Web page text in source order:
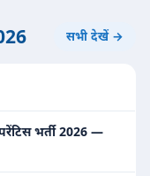
सभी देखें →
भर्ती 2026 —